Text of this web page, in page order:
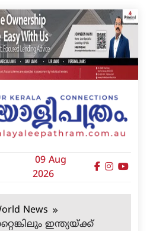
09 Aug
2026
News
ഇന്ത്യയ്ക്ക്